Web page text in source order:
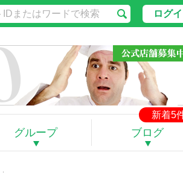
ログ
新着5
グループ ブログ